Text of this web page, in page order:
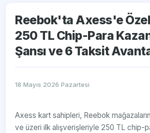
Reebok'ta Axess'e
250 TL Chip-Para
Şansı ve 6 Taksit
18 Mayıs 2026 Pazartesi
Axess kart sahipleri, Reebok
ve üzeri ilk alışverişleriyle 250 TL chip-